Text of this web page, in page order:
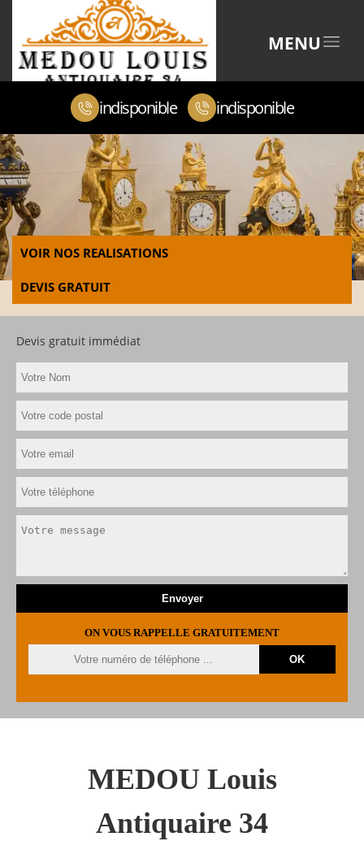
MENU
indisponible indisponible
VOIR NOS REALISATIONS
DEVIS GRATUIT
Devis gratuit immédiat
ON VOUS RAPPELLE GRATUITEMENT
MEDOU Louis
Antiquaire 34